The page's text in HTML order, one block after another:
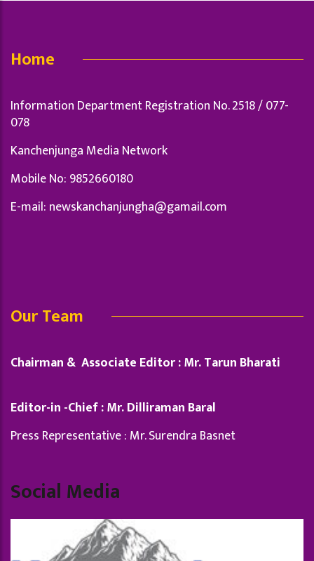
Home
Information Department Registration No. 2518 / 077-
078
Kanchenjunga Media Network
Mobile No: 9852660180
E-mail: newskanchanjungha@gamail.com
Our Team
Chairman & Associate Editor : Mr. Tarun Bharati
Editor-in -Chief : Mr. Dilliraman Baral
Press Representative : Mr. Surendra Basnet
Social Media